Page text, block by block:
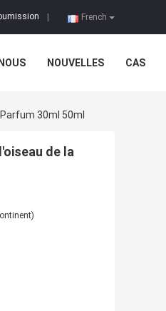
French
NOUVELLES CAS
30ml 50ml
de la